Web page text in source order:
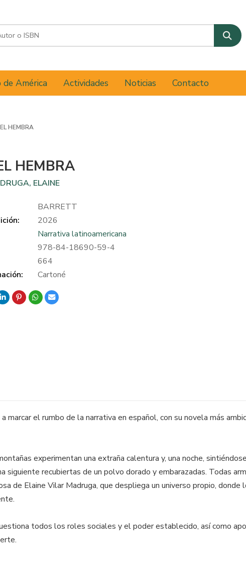
de América Actividades Noticias Contacto
HEMBRA
HEMBRA
ELAINE
BARRETT
2026
Narrativa latinoamericana
978-84-18690-59-4
664
Cartoné
marcar el rumbo de la narrativa en español, con su novela más
experimentan una extraña calentura y, una noche,
siguiente recubiertas de un polvo dorado y embarazadas. Todas
de Elaine Vilar Madruga, que despliega un universo propio,
todos los roles sociales y el poder establecido, así como